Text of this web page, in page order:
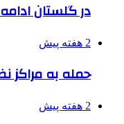
در گلستان
2 هفته پیش
حمله به مراکز
2 هفته پیش